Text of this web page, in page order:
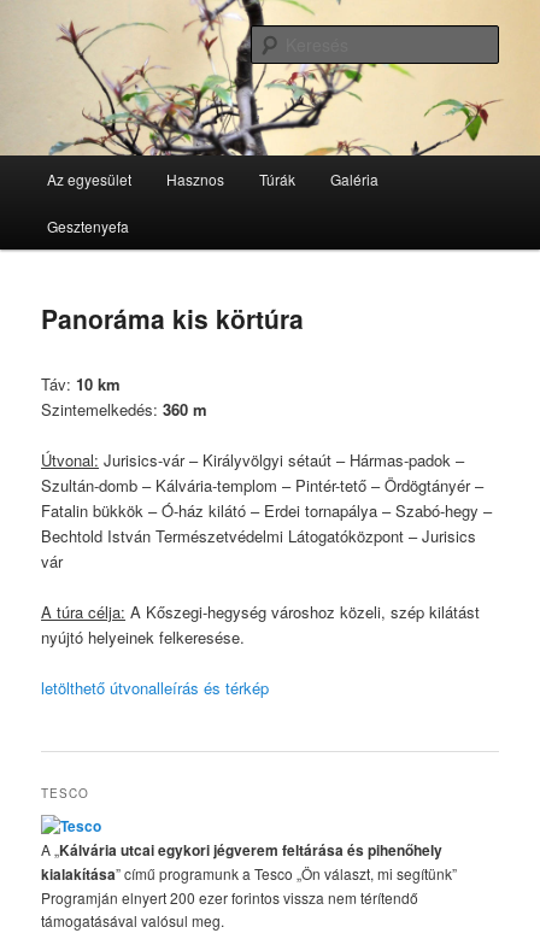
GesztenyeKék
GesztenyeKék Természetbarát Egyesület honlapja
Az egyesület Hasznos Túrák Galéria
Gesztenyefa
Panoráma kis körtúra
Táv:10 km
Szintemelkedés:360 m
Útvonal: Jurisics-vár – Királyvölgyi sétaút – Hármas-padok –
Szultán-domb – Kálvária-templom – Pintér-tető – Ördögtányér –
Fatalin bükkök – Ó-ház kilátó – Erdei tornapálya – Szabó-hegy –
Bechtold István Természetvédelmi Látogatóközpont – Jurisics
vár
A túra célja: A Kőszegi-hegység városhoz közeli, szép kilátást
nyújtó helyeinek felkeresése.
letölthető útvonalleírás és térkép
TESCO
A „Kálvária utcai egykori jégverem feltárása és pihenőhely
kialakítása” című programunk a Tesco „Ön választ, mi segítünk”
Programján elnyert 200 ezer forintos vissza nem térítendő
támogatásával valósul meg.